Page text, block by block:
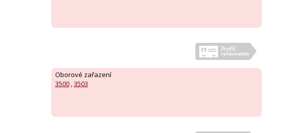
Oborové zařazení
3500 ,3503